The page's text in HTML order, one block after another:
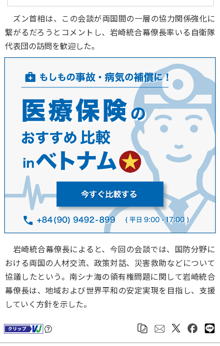
ズン首相は、この会談が両国間の一層の協力関係強化に
繋がるだろうとコメントし、岩崎統合幕僚長率いる自衛隊
代表団の訪問を歓迎した。
岩崎統合幕僚長によると、今回の会談では、国防分野に
おける両国の人材交流、政策対話、災害救助などについて
協議したという。南シナ海の領有権問題に関して岩崎統合
幕僚長は、地域および世界平和の安定実現を目指し、支援
していく方針を示した。